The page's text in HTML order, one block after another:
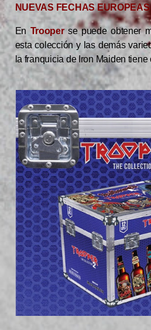
NUEVAS FECHAS EUROPEAS
En Trooper se puede obtener
esta colección y las demás
la franquicia de Iron Maiden tiene